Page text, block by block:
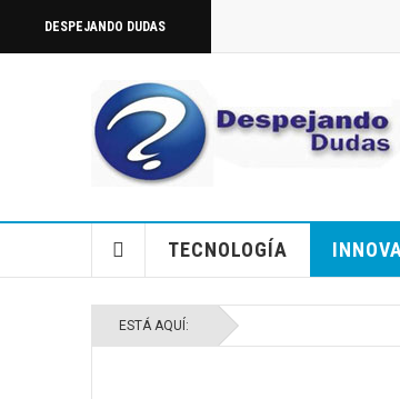
DESPEJANDO DUDAS
TECNOLOGÍA
ESTÁ AQUÍ: